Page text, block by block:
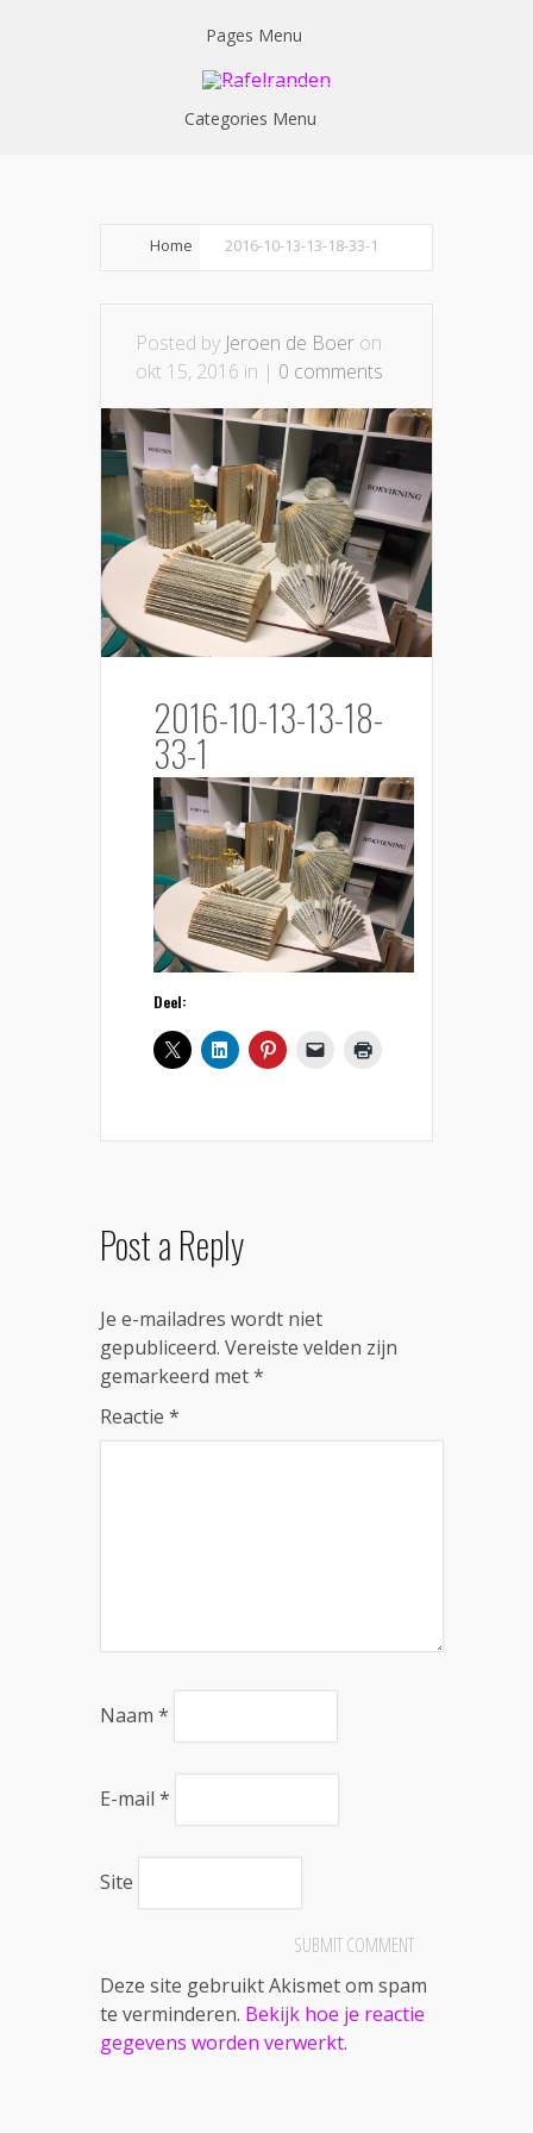
Pages Menu
Categories Menu
Home 2016-10-13-13-18-33-1
Posted by Jeroen de Boer on
okt 15, 2016 in | 0 comments
2016-10-13-13-18-
33-1
Deel:
Post a Reply
Je e-mailadres wordt niet
gepubliceerd. Vereiste velden zijn
gemarkeerd met*
Reactie *
Naam *
E-mail *
Site
Deze site gebruikt Akismet om spam
te verminderen. Bekijk hoe je reactie
gegevens worden verwerkt.